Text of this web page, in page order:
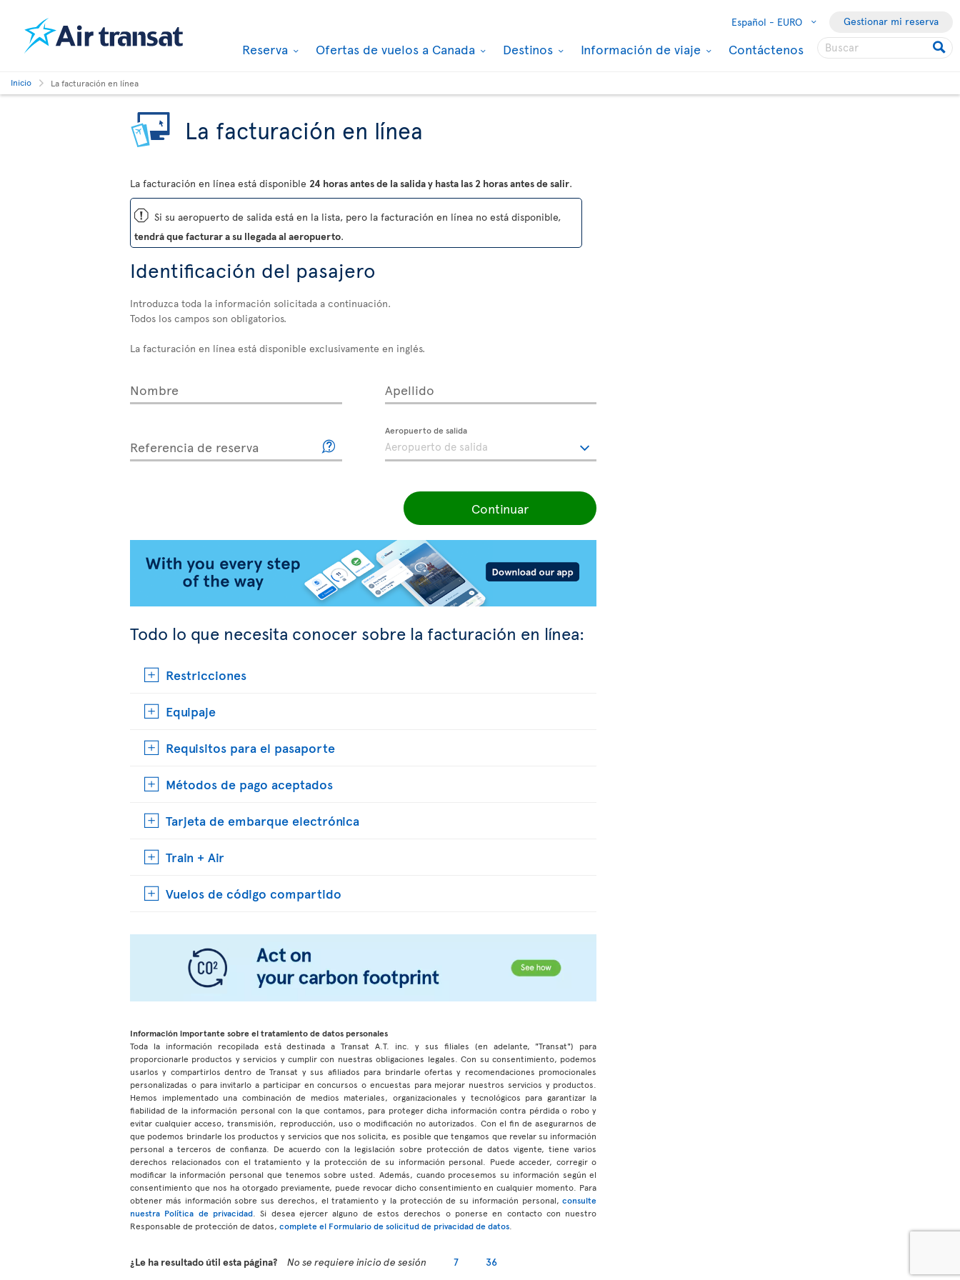
Español - EURO Gestionar mi reserva
Reserva Ofertas de vuelos a Canada Destinos Información de viaje Contáctenos
Inicio La facturación en línea
La facturación en línea
La facturación en línea está disponible 24 horas antes de la salida y hasta las 2 horas antes de salir.
ü Si su aeropuerto de salida está en la lista, pero la facturación en línea no está disponible,
tendrá que facturar a su llegada al aeropuerto.
Identificación del pasajero
Introduzca toda la información solicitada a continuación.
Todos los campos son obligatorios.
La facturación en línea está disponible exclusivamente en inglés.
Nombre Apellido
Referencia de reserva
Aeropuerto de salida
Continuar
Todo lo que necesita conocer sobre la facturación en línea:
Restricciones
Equipaje
Requisitos para el pasaporte
Métodos de pago aceptados
Tarjeta de embarque electrónica
Train + Air
Vuelos de código compartido
Información importante sobre el tratamiento de datos personales
Toda la información recopilada está destinada a Transat A.T. inc. y sus filiales (en adelante, "Transat") para
proporcionarle productos y servicios y cumplir con nuestras obligaciones legales. Con su consentimiento, podemos
usarlos y compartirlos dentro de Transat y sus afiliados para brindarle ofertas y recomendaciones promocionales
personalizadas o para invitarlo a participar en concursos o encuestas para mejorar nuestros servicios y productos.
Hemos implementado una combinación de medios materiales, organizacionales y tecnológicos para garantizar la
fiabilidad de la información personal con la que contamos, para proteger dicha información contra pérdida o robo y
evitar cualquier acceso, transmisión, reproducción, uso o modificación no autorizados. Con el fin de asegurarnos de
que podemos brindarle los productos y servicios que nos solicita, es posible que tengamos que revelar su información
personal a terceros de confianza. De acuerdo con la legislación sobre protección de datos vigente, tiene varios
derechos relacionados con el tratamiento y la protección de su información personal. Puede acceder, corregir o
modificar la información personal que tenemos sobre usted. Además, cuando procesemos su información según el
consentimiento que nos ha otorgado previamente, puede revocar dicho consentimiento en cualquier momento. Para
obtener más información sobre sus derechos, el tratamiento y la protección de su información personal,consulte
nuestra Política de privacidad . Si desea ejercer alguno de estos derechos o ponerse en contacto con nuestro
Responsable de protección de datos, complete el Formulario de solicitud de privacidad de datos
¿Le ha resultado útil esta página? No se requiere inicio de sesión 7 36